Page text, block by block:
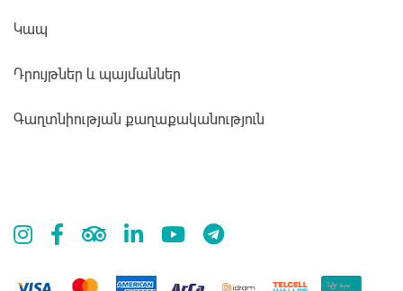
Կապ
Դրույթներ և պայմաններ
Գաղտնիության քաղաքականություն